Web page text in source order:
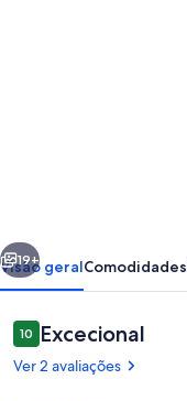
IN
PRIVATE
RESIDENCE
WITH
Seguinte
19+
Visão geralComodidades
Avaliações
1010 em 10
Excecional
Ver 2 avaliações